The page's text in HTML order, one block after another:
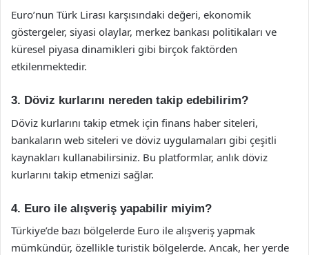
Euro’nun Türk Lirası karşısındaki değeri, ekonomik
göstergeler, siyasi olaylar, merkez bankası politikaları ve
küresel piyasa dinamikleri gibi birçok faktörden
etkilenmektedir.
3. Döviz kurlarını nereden takip edebilirim?
Döviz kurlarını takip etmek için finans haber siteleri,
bankaların web siteleri ve döviz uygulamaları gibi çeşitli
kaynakları kullanabilirsiniz. Bu platformlar, anlık döviz
kurlarını takip etmenizi sağlar.
4. Euro ile alışveriş yapabilir miyim?
Türkiye’de bazı bölgelerde Euro ile alışveriş yapmak
mümkündür, özellikle turistik bölgelerde. Ancak, her yerde